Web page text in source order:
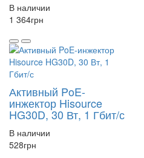
В наличии
1 364грн
Активный PoE-
инжектор Hisource
HG30D, 30 Вт, 1 Гбит/с
В наличии
528грн